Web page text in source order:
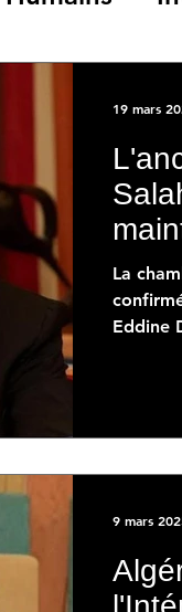
La
Eddine
19 mars
9 mars